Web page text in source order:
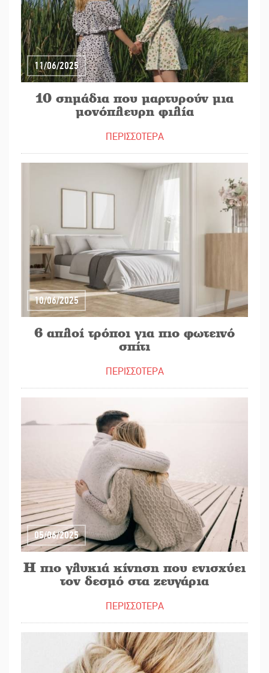
11/06/2025
10 σημάδια που μαρτυρούν μια
μονόπλευρη φιλία
ΠΕΡΙΣΣΟΤΕΡΑ
10/06/2025
6 απλοί τρόποι για πιο φωτεινό
σπίτι
ΠΕΡΙΣΣΟΤΕΡΑ
05/06/2025
Η πιο γλυκιά κίνηση που ενισχύει
τον δεσμό στα ζευγάρια
ΠΕΡΙΣΣΟΤΕΡΑ